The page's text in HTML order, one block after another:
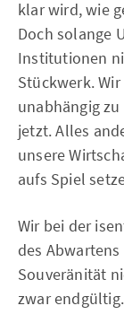
klar wird, wie
Doch solange
Institutionen
Stückwerk.
unabhängig
jetzt. Alles
unsere
aufs Spiel
Wir bei der
des
Souveränität
zwar endgültig.